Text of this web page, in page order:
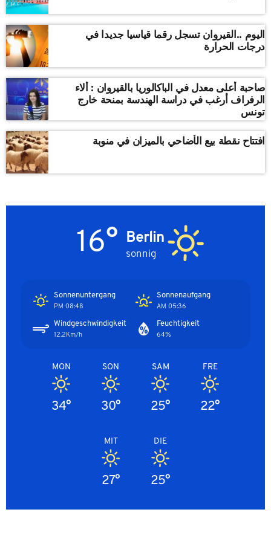
اليوم ..القيروان تسجل رقما قياسيا جديدا في
درجات الحرارة
صاحبة أعلى معدل في الباكالوريا بالقيروان : ألاء
الرفراف أرغب في دراسة الهندسة بمنحة خارج
تونس
افتتاح نقطة بيع الأضاحي بالميزان في منوبة
Berlin
sonnig
16°
Sonnenaufgang
05:36 AM
Sonnenuntergang
08:48 PM
Feuchtigkeit
64%
Windgeschwindigkeit
12.2Km/h
FRE
22°
SAM
25°
SON
30°
MON
34°
DIE
25°
MIT
27°